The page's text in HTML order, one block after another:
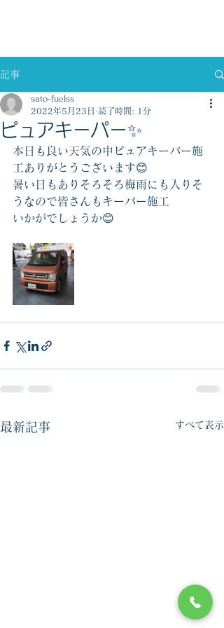
記事
ピュアキーパー✨
sato-fuelss
2022年5月23日
読了時間: 1分
本日も良い天気の中ピュアキーパー施
工ありがとうございます😊
暑い日もありそろそろ梅雨にも入りそ
うなので皆さんもキーパー施工
いかがでしょうか😊
最新記事 すべて表示